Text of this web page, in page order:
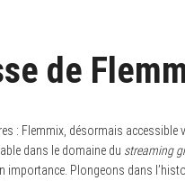
de
: Flemmix, désormais accessible
dans le domaine du streaming
importance. Plongeons dans